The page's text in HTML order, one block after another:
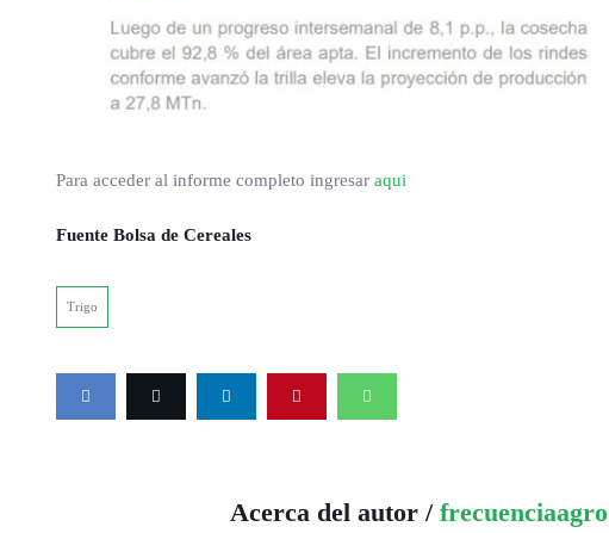
Para acceder al informe completo ingresar aqui
Fuente Bolsa de Cereales
Trigo
Acerca del autor / frecuenciaagro